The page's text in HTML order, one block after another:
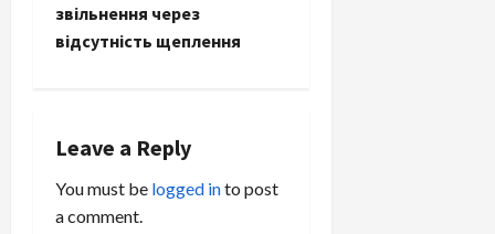
t
v
i
звільнення через
відсутність щеплення
Leave a Reply
You must be logged into post
a comment.